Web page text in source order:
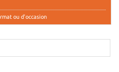
ou d'occasion